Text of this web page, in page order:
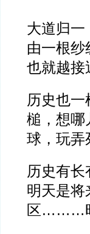
大道归一
由一根纱
也就越接
历史也
槌，想哪
球，玩弄
历史有
明天是将
区………时